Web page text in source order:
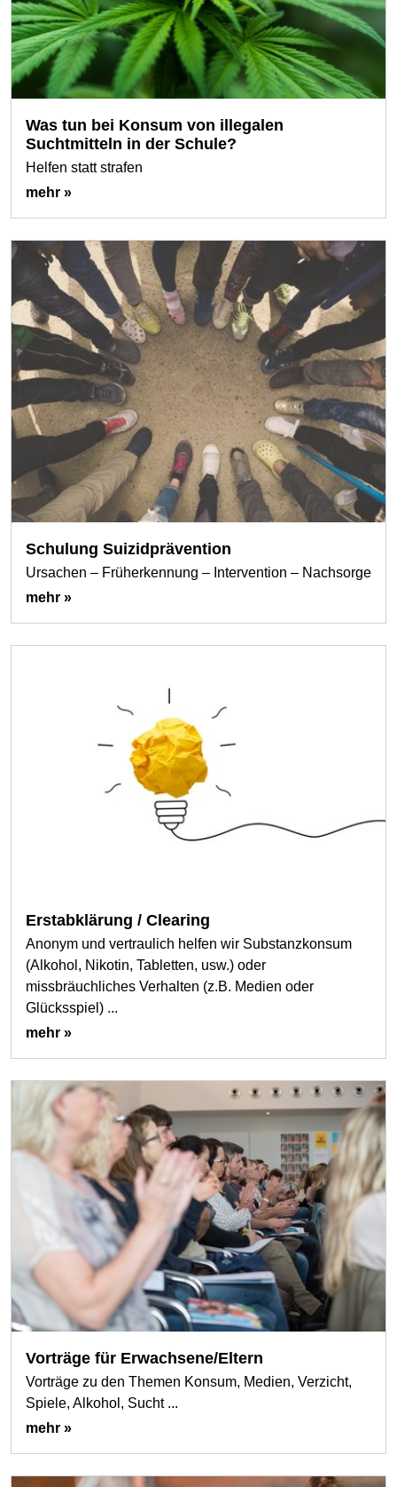
Was tun bei Konsum von illegalen
Suchtmitteln in der Schule?
Helfen statt strafen
mehr »
Schulung Suizidprävention
Ursachen – Früherkennung – Intervention – Nachsorge
mehr »
Erstabklärung / Clearing
Anonym und vertraulich helfen wir Substanzkonsum
(Alkohol, Nikotin, Tabletten, usw.) oder
missbräuchliches Verhalten (z.B. Medien oder
Glücksspiel) ...
mehr »
Vorträge für Erwachsene/Eltern
Vorträge zu den Themen Konsum, Medien, Verzicht,
Spiele, Alkohol, Sucht ...
mehr »